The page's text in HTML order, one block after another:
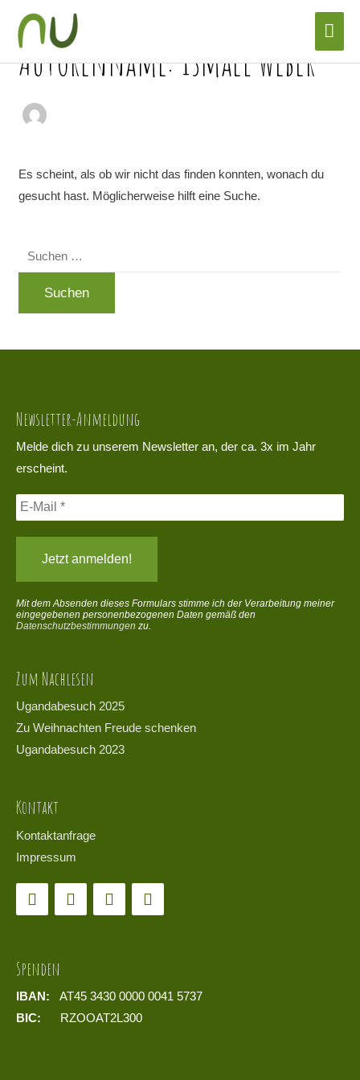
Inhalt
Autorenname: Ismael Weber
Es scheint, als ob wir nicht das finden konnten, wonach du
gesucht hast. Möglicherweise hilft eine Suche.
Suchen
nach:
Newsletter-Anmeldung
Melde dich zu unserem Newsletter an, der ca. 3x im Jahr
erscheint.
Mit dem Absenden dieses Formulars stimme ich der Verarbeitung meiner
eingegebenen personenbezogenen Daten gemäß den
Datenschutzbestimmungen zu.
Zum Nachlesen
Ugandabesuch 2025
Zu Weihnachten Freude schenken
Ugandabesuch 2023
Kontakt
Kontaktanfrage
Impressum
Spenden
IBAN: AT45 3430 0000 0041 5737
BIC:
RZOOAT2L300